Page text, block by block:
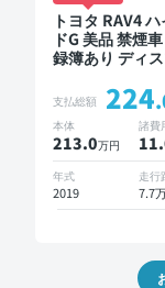
トヨタ RAV4
ドG 美品 禁煙
録簿あり ディ
ドスポットモニ
ートクルーズ ス
キー ETC 電動バ
ア バックモニタ
位カメラ ドライ
ーダー 衝突軽減
支払総額 224
本体
213.0万円
諸費
11
年式
2019
走行
7.7